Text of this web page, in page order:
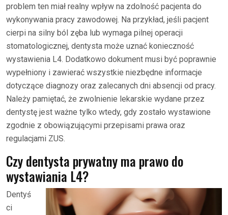
problem ten miał realny wpływ na zdolność pacjenta do
wykonywania pracy zawodowej. Na przykład, jeśli pacjent
cierpi na silny ból zęba lub wymaga pilnej operacji
stomatologicznej, dentysta może uznać konieczność
wystawienia L4. Dodatkowo dokument musi być poprawnie
wypełniony i zawierać wszystkie niezbędne informacje
dotyczące diagnozy oraz zalecanych dni absencji od pracy.
Należy pamiętać, że zwolnienie lekarskie wydane przez
dentystę jest ważne tylko wtedy, gdy zostało wystawione
zgodnie z obowiązującymi przepisami prawa oraz
regulacjami ZUS.
Czy dentysta prywatny ma prawo do
wystawiania L4?
Dentyś
ci